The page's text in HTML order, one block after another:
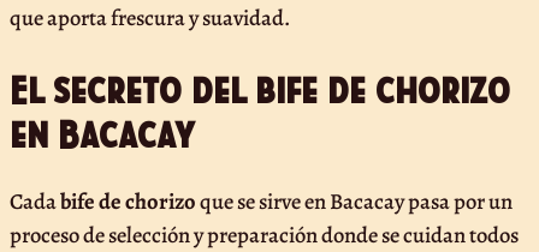
que aporta frescura y suavidad.
El secreto del bife de chorizo
en Bacacay
Cadabife de chorizoque se sirve en Bacacay pasa por un
proceso de selección y preparación donde se cuidan todos